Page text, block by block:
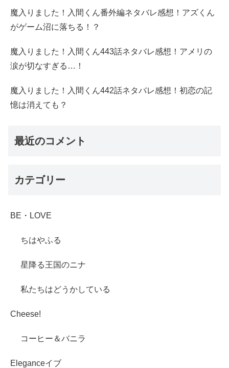
魔入りました！入間くん番外編ネタバレ感想！アズくん
がゲーム沼に落ちる！？
魔入りました！入間くん443話ネタバレ感想！アメリの
涙が切なすぎる…！
魔入りました！入間くん442話ネタバレ感想！初恋の記
憶は消えても？
最近のコメント
カテゴリー
BE・LOVE
ちはやふる
星降る王国のニナ
私たちはどうかしている
Cheese!
コーヒー＆バニラ
Eleganceイブ